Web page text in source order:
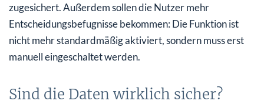
zugesichert. Außerdem sollen die Nutzer mehr
Entscheidungsbefugnisse bekommen: Die Funktion ist
nicht mehr standardmäßig aktiviert, sondern muss erst
manuell eingeschaltet werden.
Sind die Daten wirklich sicher?